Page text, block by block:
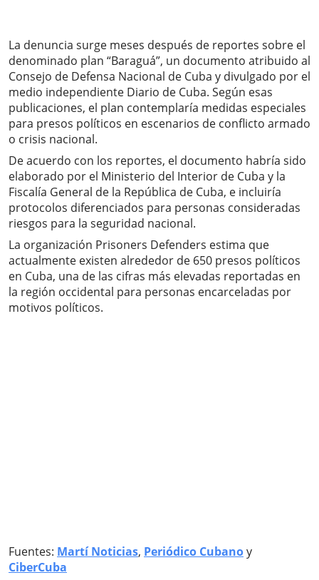
La denuncia surge meses después de reportes sobre el
denominado plan “Baraguá”, un documento atribuido al
Consejo de Defensa Nacional de Cuba y divulgado por el
medio independiente Diario de Cuba. Según esas
publicaciones, el plan contemplaría medidas especiales
para presos políticos en escenarios de conflicto armado
o crisis nacional.
De acuerdo con los reportes, el documento habría sido
elaborado por el Ministerio del Interior de Cuba y la
Fiscalía General de la República de Cuba, e incluiría
protocolos diferenciados para personas consideradas
riesgos para la seguridad nacional.
La organización Prisoners Defenders estima que
actualmente existen alrededor de 650 presos políticos
en Cuba, una de las cifras más elevadas reportadas en
la región occidental para personas encarceladas por
motivos políticos.
Fuentes: Martí Noticias, Periódico Cubanoy
CiberCuba